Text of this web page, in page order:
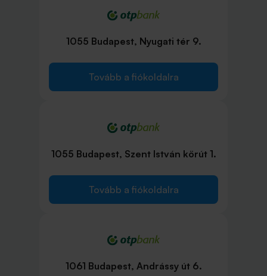
1055 Budapest, Nyugati tér 9.
Tovább a fiókoldalra
1055 Budapest, Szent István körút 1.
Tovább a fiókoldalra
1061 Budapest, Andrássy út 6.